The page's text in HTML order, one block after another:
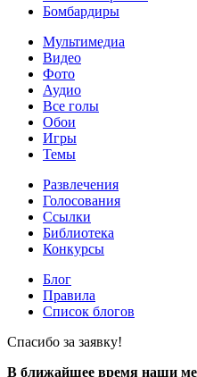
Бомбардиры
Мультимедиа
Видео
Фото
Аудио
Все голы
Обои
Игры
Темы
Развлечения
Голосования
Ссылки
Библиотека
Конкурсы
Блог
Правила
Список блогов
Спасибо за заявку!
В ближайшее время наши